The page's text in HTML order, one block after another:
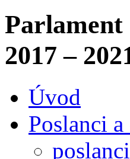
Parlament
2017 –
Úvod
Poslanci
poslanci